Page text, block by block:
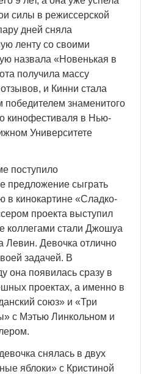
силы в режиссерской
дней сняла
ленту со своими
назвала «Новенькая в
получила массу
и Кинни стала
знаменитого
кинофестиваля в Нью-
Университете
поступило
предложение сыграть
в кинокартине «Сладко-
проекта выступил
коллегами стали Джошуа
Девочка отлично
задачей. В
она появилась сразу в
проектах, а именно в
союз» и «Три
с Мэтью Линкольном и
снялась в двух
яблоки» с Кристиной